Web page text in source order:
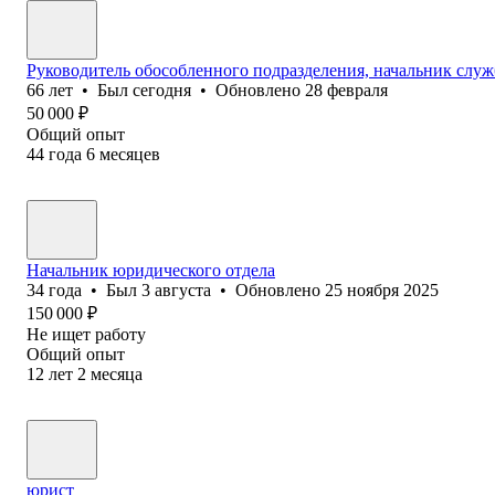
Руководитель обособленного подразделения, начальник
66 лет • Был сегодня • Обновлено 28 февраля
50 000 ₽
Общий опыт
44 года 6 месяцев
Начальник юридического отдела
34 года • Был 3 августа • Обновлено 25 ноября 2025
150 000 ₽
Не ищет работу
Общий опыт
12 лет 2 месяца
юрист